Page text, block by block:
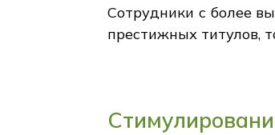
Сотрудники с более
престижных титулов,